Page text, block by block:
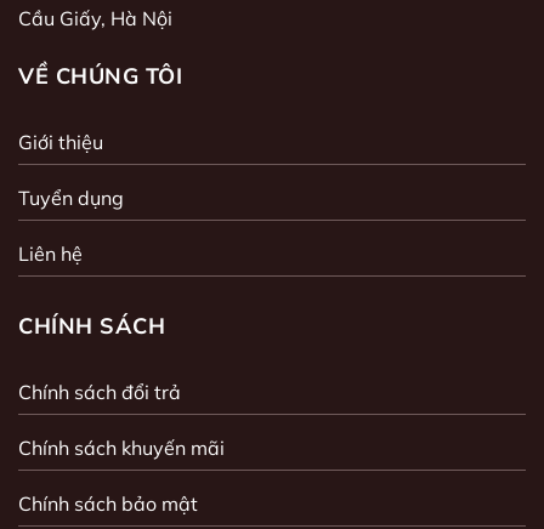
Cầu Giấy, Hà Nội
VỀ CHÚNG TÔI
Giới thiệu
Tuyển dụng
Liên hệ
CHÍNH SÁCH
Chính sách đổi trả
Chính sách khuyến mãi
Chính sách bảo mật